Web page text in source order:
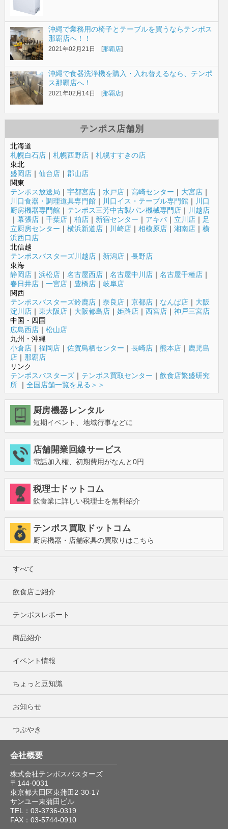
沖縄で業務用の椅子とテーブルを買うならテンポス
那覇店へ！！
2021年02月21日 [那覇店]
沖縄で食器洗浄機を購入・入れ替えるなら、テンポ
ス那覇店へ！
2021年02月14日 [那覇店]
テンポス店舗別
北海道
札幌白石店｜ 札幌西野店｜ 札幌すすきの店
東北
盛岡店｜ 仙台店｜ 郡山店
関東
テンポス放送局 ｜ 宇都宮店｜ 水戸店｜ 高崎センター ｜ 大宮店｜
川口食器・調理道具専門館｜ 川口イス・テーブル専門館｜ 川口
厨房機器専門館｜ テンポス三芳中古製パン機械専門店｜ 川越店
｜ 幕張店｜ 千葉店｜ 柏店｜ 新宿センター ｜ アキバ｜ 立川店｜ 足
立厨房センター ｜ 横浜新道店｜ 川崎店｜ 相模原店｜ 湘南店｜ 横
浜西口店
北信越
テンポスバスターズ川越店｜ 新潟店｜ 長野店
東海
静岡店｜ 浜松店｜ 名古屋西店｜ 名古屋中川店｜ 名古屋千種店｜
春日井店｜ 一宮店｜ 豊橋店｜ 岐阜店
関西
テンポスバスターズ鈴鹿店｜ 奈良店｜ 京都店｜ なんば店｜ 大阪
淀川店｜ 東大阪店｜ 大阪都島店｜ 姫路店｜ 西宮店｜ 神戸三宮店
中国・四国
広島西店｜ 松山店
九州・沖縄
小倉店｜ 福岡店｜ 佐賀鳥栖センター ｜ 長崎店｜ 熊本店｜ 鹿児島
店｜ 那覇店
リンク
テンポスバスターズ｜ テンポス買取センター ｜ 飲食店繁盛研究
所｜ 全国店舗一覧を見る＞＞
厨房機器レンタル
短期イベント、地域行事などに
店舗開業回線サービス
電話加入権、初期費用がなんと0円
税理士ドットコム
飲食業に詳しい税理士を無料紹介
テンポス買取ドットコム
厨房機器・店舗家具の買取りはこちら
すべて
飲食店ご紹介
テンポスレポート
商品紹介
イベント情報
ちょっと豆知識
お知らせ
つぶやき
会社概要
株式会社テンポスバスターズ
〒144-0031
東京都大田区東蒲田2-30-17
サンユー東蒲田ビル
TEL：03-3736-0319
FAX：03-5744-0910